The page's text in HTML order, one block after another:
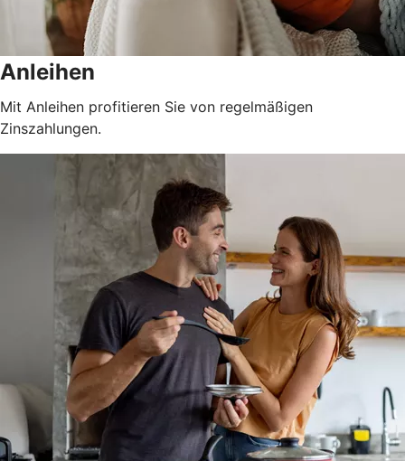
Anleihen
Mit Anleihen profitieren Sie von regelmäßigen
Zinszahlungen.